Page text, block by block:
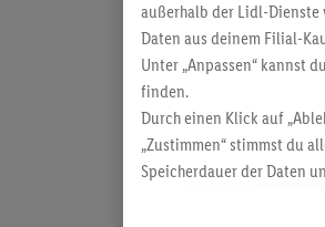
außerhalb der Lidl-Dienste
Daten aus deinem Filial-
Unter „Anpassen“ kannst
finden.
Durch einen Klick auf
„Zustimmen“ stimmst du
Speicherdauer der Daten